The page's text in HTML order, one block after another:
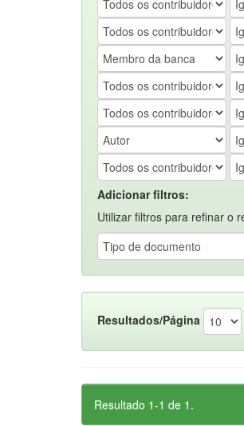
Adicionar filtros:
Utilizar filtros para refinar o
Resultados/Página
Resultado 1-1 de 1.